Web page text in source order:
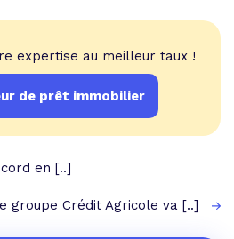
expertise au meilleur taux !
de prêt immobilier
en [..]
groupe Crédit Agricole va [..]